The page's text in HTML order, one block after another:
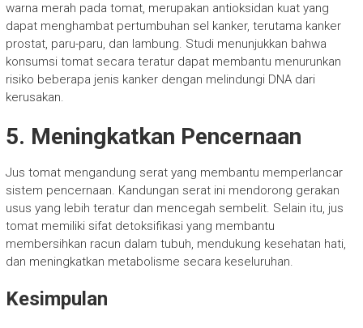
warna merah pada tomat, merupakan antioksidan kuat yang
dapat menghambat pertumbuhan sel kanker, terutama kanker
prostat, paru-paru, dan lambung. Studi menunjukkan bahwa
konsumsi tomat secara teratur dapat membantu menurunkan
risiko beberapa jenis kanker dengan melindungi DNA dari
kerusakan.
5. Meningkatkan Pencernaan
Jus tomat mengandung serat yang membantu memperlancar
sistem pencernaan. Kandungan serat ini mendorong gerakan
usus yang lebih teratur dan mencegah sembelit. Selain itu, jus
tomat memiliki sifat detoksifikasi yang membantu
membersihkan racun dalam tubuh, mendukung kesehatan hati,
dan meningkatkan metabolisme secara keseluruhan.
Kesimpulan